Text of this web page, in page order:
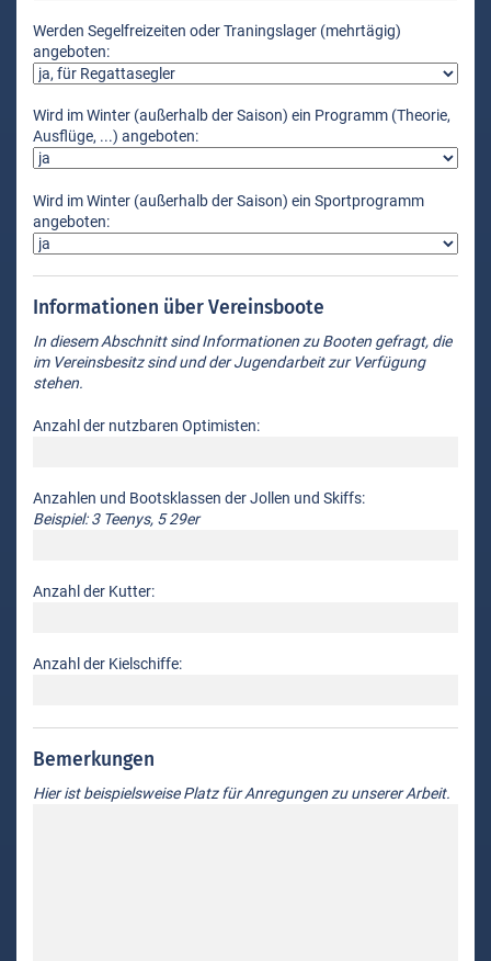
Werden Segelfreizeiten oder Traningslager (mehrtägig)
angeboten:
Wird im Winter (außerhalb der Saison) ein Programm (Theorie,
Ausflüge, ...) angeboten:
Wird im Winter (außerhalb der Saison) ein Sportprogramm
angeboten:
Informationen über Vereinsboote
In diesem Abschnitt sind Informationen zu Booten gefragt, die
im Vereinsbesitz sind und der Jugendarbeit zur Verfügung
stehen.
Anzahl der nutzbaren Optimisten:
Anzahlen und Bootsklassen der Jollen und Skiffs:
Beispiel: 3 Teenys, 5 29er
Anzahl der Kutter:
Anzahl der Kielschiffe:
Bemerkungen
Hier ist beispielsweise Platz für Anregungen zu unserer Arbeit.